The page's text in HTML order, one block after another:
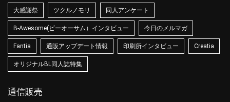
大感謝祭 ツクルノモリ 同人アンケート
B-Awesome(ビーオーサム）インタビュー 今日のメルマガ
Fantia 通販アップデート情報 印刷所インタビュー Creatia
オリジナルBL同人誌特集
通信販売